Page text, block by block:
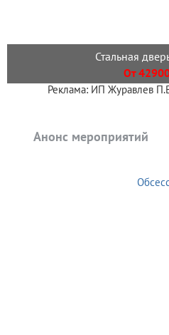
Стальная
От
Реклама: ИП Журавлев
Анонс мероприятий